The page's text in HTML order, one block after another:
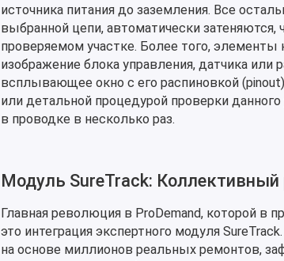
источника питания до заземления. Все
выбранной цепи, автоматически
проверяемом участке. Более того,
изображение блока управления, датчика
всплывающее окно с его распиновкой
или детальной процедурой проверки
в проводке в несколько раз.
Модуль SureTrack:
Главная революция в ProDemand, которой в
это интеграция экспертного модуля
на основе миллионов реальных ремонтов,